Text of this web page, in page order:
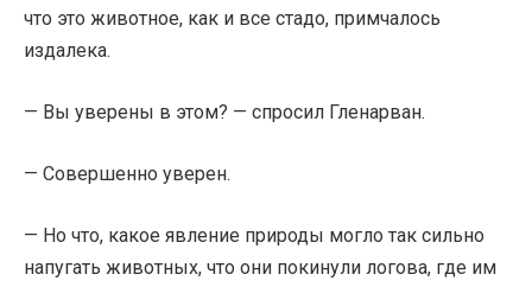
что это животное, как и все стадо, примчалось
издалека.
— Вы уверены в этом? — спросил Гленарван.
— Совершенно уверен.
— Но что, какое явление природы могло так сильно
напугать животных, что они покинули логова, где им